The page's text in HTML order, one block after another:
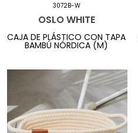
3072B-W
OSLO WHITE
CAJA DE PLÁSTICO CON TAPA
BAMBÚ NÓRDICA (M)